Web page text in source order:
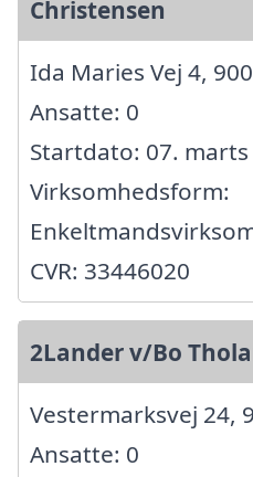
Christensen
Ida Maries Vej 4,
Ansatte: 0
Startdato: 07. marts
Virksomhedsform:
CVR: 33446020
2Lander v/Bo
Vestermarksvej 24,
Ansatte: 0